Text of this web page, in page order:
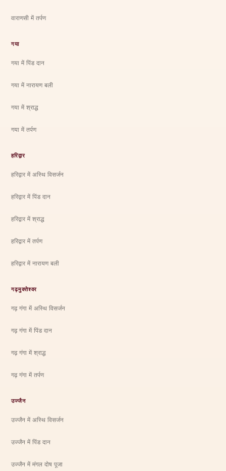
वाराणसी में तर्पण
गया
गया में पिंड दान
गया में नारायण बली
गया में श्राद्ध
गया में तर्पण
हरिद्वार
हरिद्वार में अस्थि विसर्जन
हरिद्वार में पिंड दान
हरिद्वार में श्राद्ध
हरिद्वार में तर्पण
हरिद्वार में नारायण बली
गढ़मुक्तेश्वर
गढ़ गंगा में अस्थि विसर्जन
गढ़ गंगा में पिंड दान
गढ़ गंगा में श्राद्ध
गढ़ गंगा में तर्पण
उज्जैन
उज्जैन में अस्थि विसर्जन
उज्जैन में पिंड दान
उज्जैन में मंगल दोष पूजा